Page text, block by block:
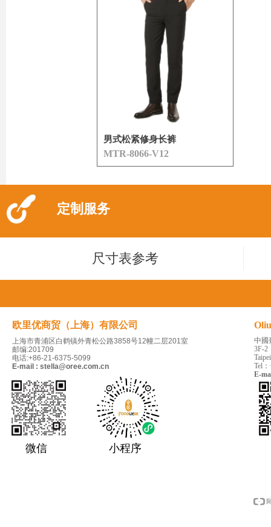
男式松紧修身长裤
MTR-8066-V12
欧里优商贸（上海）有限公司
上海市青浦区白鹤镇外青松公路3858号12幢二层201室
邮编:201709
电话:+86-21-6375-5099
E-mail : stella@oree.com.cn
中國
3F-2
Tel
E-
微信 小程序
尺寸表参考
定制服务